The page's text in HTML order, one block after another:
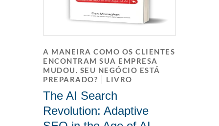
A MANEIRA COMO OS CLIENTES
ENCONTRAM SUA EMPRESA
MUDOU. SEU NEGÓCIO ESTÁ
PREPARADO?
LIVRO
The AI Search
Revolution: Adaptive